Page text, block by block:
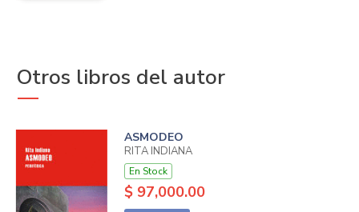
Otros libros del autor
ASMODEO
RITA INDIANA
En Stock
$ 97,000.00